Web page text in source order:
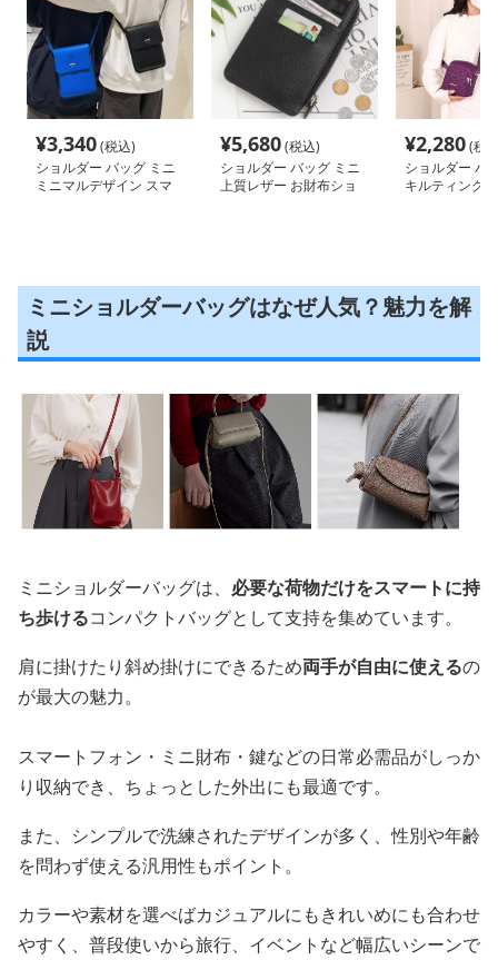
¥3,340(税込)
ショルダー バッグ ミニ
ミニマルデザイン スマ
¥5,680(税込)
ショルダー バッグ ミニ
上質レザー お財布ショ
¥2,280(税
ショルダー バ
キルティング
ミニショルダーバッグはなぜ人気？魅力を解
説
ミニショルダーバッグは、 必要な荷物だけをスマートに持
ち歩けるコンパクトバッグとして支持を集めています。
肩に掛けたり斜め掛けにできるため両手が自由に使えるの
が最大の魅力。
スマートフォン・ミニ財布・鍵などの日常必需品がしっか
り収納でき、ちょっとした外出にも最適です。
また、シンプルで洗練されたデザインが多く、性別や年齢
を問わず使える汎用性もポイント。
カラーや素材を選べばカジュアルにもきれいめにも合わせ
やすく、普段使いから旅行、イベントなど幅広いシーンで